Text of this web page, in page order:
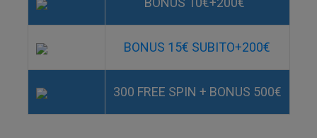
BONUS 15€ SUBITO+200€
300 FREE SPIN + BONUS 500€